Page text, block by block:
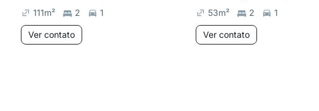
111m² 2 1
Ver contato
53m² 2 1
Ver contato